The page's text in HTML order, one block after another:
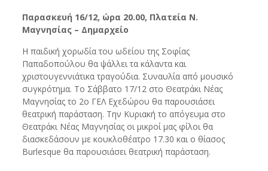
Παρασκευή 16/12, ώρα 20.00, Πλατεία Ν.
Μαγνησίας – Δημαρχείο
Η παιδική χορωδία του ωδείου της Σοφίας
Παπαδοπούλου θα ψάλλει τα κάλαντα και
χριστουγεννιάτικα τραγούδια. Συναυλία από μουσικό
συγκρότημα. Το Σάββατο 17/12 στο Θεατράκι Νέας
Μαγνησίας το 2ο ΓΕΛ Εχεδώρου θα παρουσιάσει
θεατρική παράσταση. Την Κυριακή το απόγευμα στο
Θεατράκι Νέας Μαγνησίας οι μικροί μας φίλοι θα
διασκεδάσουν με κουκλοθέατρο 17.30 και ο θίασος
Burlesque θα παρουσιάσει θεατρική παράσταση.